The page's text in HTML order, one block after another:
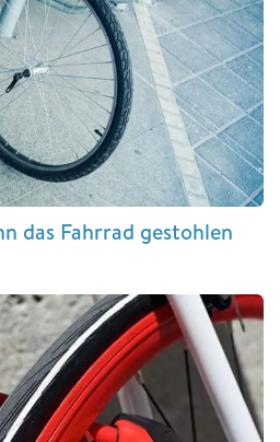
das Fahrrad gestohlen